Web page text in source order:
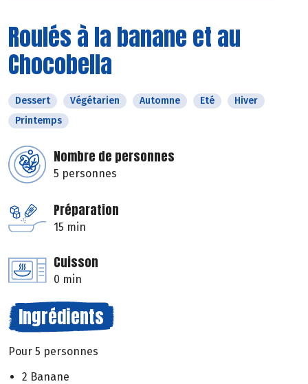
Roulés à la banane et au
Chocobella
Dessert Végétarien Automne Eté
Hiver
Printemps
Nombre de personnes
5 personnes
Préparation
15 min
Cuisson
0 min
Ingrédients
Pour 5 personnes
2 Banane